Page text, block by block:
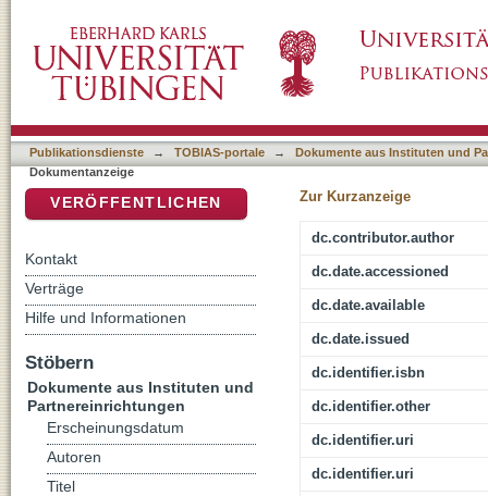
Publikationsdienste → TOBIAS-portale →
Dokumente aus Instituten und
Dokumentanzeige
Zur Kurzanzeige
dc.contributor.author
dc.date.accessioned
dc.date.available
dc.date.issued
dc.identifier.isbn
dc.identifier.other
dc.identifier.uri
dc.identifier.uri
VERÖFFENTLICHEN
Kontakt
Verträge
Hilfe und Informationen
Stöbern
Dokumente aus Instituten und
Partnereinrichtungen
Erscheinungsdatum
Autoren
Titel